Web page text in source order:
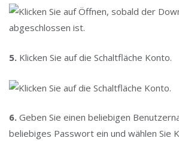
5. Klicken Sie auf die Schaltfläche Konto.
6. Geben Sie einen beliebigen
beliebiges Passwort ein und wählen Sie